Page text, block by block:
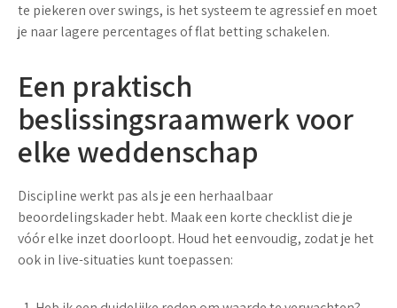
te piekeren over swings, is het systeem te agressief en moet
je naar lagere percentages of flat betting schakelen.
Een praktisch
beslissingsraamwerk voor
elke weddenschap
Discipline werkt pas als je een herhaalbaar
beoordelingskader hebt. Maak een korte checklist die je
vóór elke inzet doorloopt. Houd het eenvoudig, zodat je het
ook in live-situaties kunt toepassen: